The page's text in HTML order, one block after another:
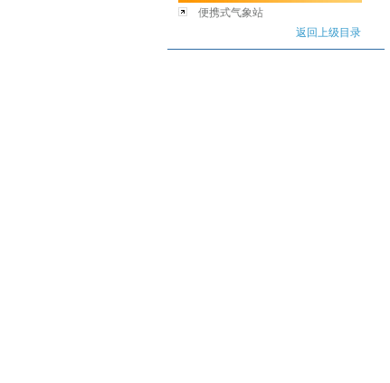
便携式气象站
返回上级目录